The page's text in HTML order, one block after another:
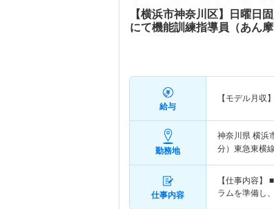
【横浜市神奈川区】日曜日
にて機能訓練指導員（あん摩
給与
【モデル月収】
勤務地
神奈川県 横浜
分）東急東横
仕事内容
【仕事内容】
ラムを準備し